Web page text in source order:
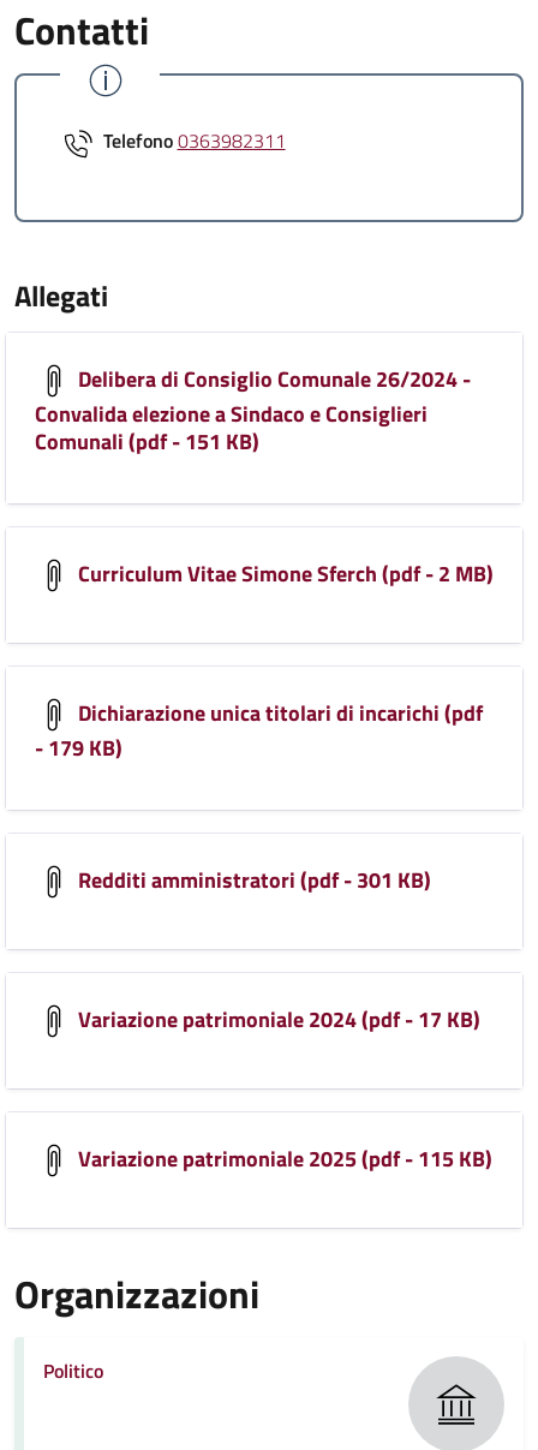
Contatti
Telefono0363982311
Allegati
Delibera di Consiglio Comunale 26/2024 -
Convalida elezione a Sindaco e Consiglieri
Comunali (pdf - 151 KB)
Curriculum Vitae Simone Sferch (pdf - 2 MB)
Dichiarazione unica titolari di incarichi (pdf
- 179 KB)
Redditi amministratori (pdf - 301 KB)
Variazione patrimoniale 2024 (pdf - 17 KB)
Variazione patrimoniale 2025 (pdf - 115 KB)
Organizzazioni
Politico